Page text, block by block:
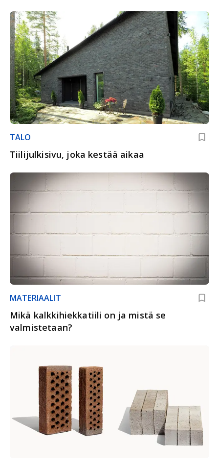
TALO
Tiilijulkisivu, joka kestää aikaa
MATERIAALIT
Mikä kalkkihiekkatiili on ja mistä se
valmistetaan?